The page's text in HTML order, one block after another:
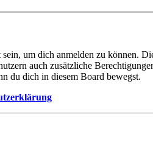
um dich anmelden zu können.
auch zusätzliche
du dich in diesem Board bewegst.